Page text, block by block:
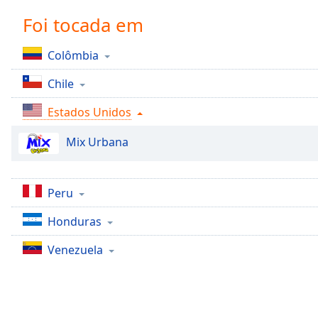
Chapters
Descriptions
descriptions
off,
selected
Subtitles
settings
opens
subtitles
settings
dialog
Foi tocada em
Colômbia
Chile
Estados Unidos
Mix Urbana
Peru
Honduras
Venezuela